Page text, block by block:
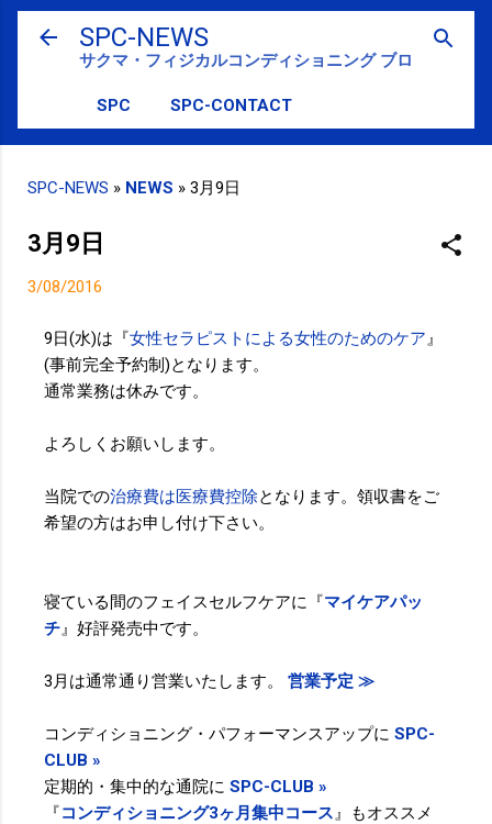
スキップしてメイン コンテンツに移動
SPC-NEWS
サクマ・フィジカルコンディショニング ブログ
SPC SPC-CONTACT
SPC-NEWS » NEWS » 3月9日
3月9日
3/08/2016
9日(水)は『女性セラピストによる女性のためのケア 』
(事前完全予約制)となります。
通常業務は休みです。
よろしくお願いします。
当院での治療費は医療費控除となります。領収書をご
希望の方はお申し付け下さい。
寝ている間のフェイスセルフケアに『マイケアパッ
チ 』好評発売中です。
3月は通常通り営業いたします。 営業予定 ≫
コンディショニング・パフォーマンスアップに SPC-
CLUB »
定期的・集中的な通院に SPC-CLUB »
『コンディショニング3ヶ月集中コース 』もオススメ